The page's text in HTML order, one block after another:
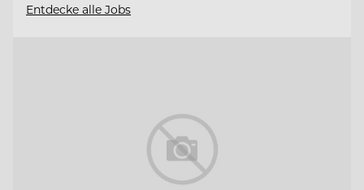
Entdecke alle Jobs